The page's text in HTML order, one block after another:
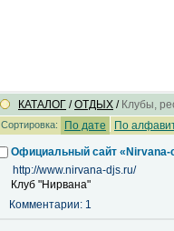
КАТАЛОГ /ОТДЫХ / Клубы,
Сортировка: По дате По
Официальный сайт «Nirvana-
http://www.nirvana-djs.ru/
Клуб "Нирвана"
Комментарии: 1